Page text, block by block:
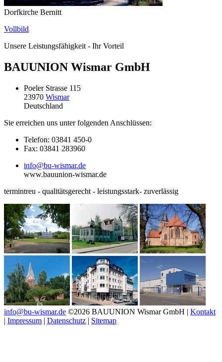
Dorfkirche Bernitt
Vollbild
Unsere Leistungsfähigkeit - Ihr Vorteil
BAUUNION Wismar GmbH
Poeler Strasse 115
23970 Wismar
Deutschland
Sie erreichen uns unter folgenden Anschlüssen:
Telefon: 03841 450-0
Fax: 03841 283960
info@bu-wismar.de
www.bauunion-wismar.de
termintreu - qualitätsgerecht - leistungsstark- zuverlässig
info@bu-wismar.de ©2026 BAUUNION Wismar GmbH | Kontakt
| Impressum | Datenschutz | Sitemap